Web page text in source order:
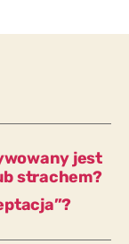
jest
strachem?